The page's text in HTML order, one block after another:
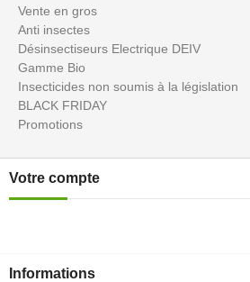
Vente en gros
Anti insectes
Désinsectiseurs Electrique DEIV
Gamme Bio
Insecticides non soumis à la législation
BLACK FRIDAY
Promotions
Votre compte
Informations